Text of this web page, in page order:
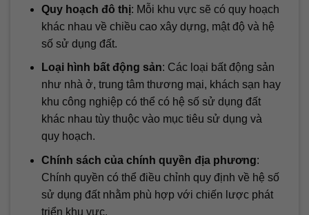
Quy hoạch đô thị: Mỗi khu vực sẽ có quy hoạch
khác nhau về chiều cao xây dựng, mật độ và hệ
số sử dụng đất.
Loại hình bất động sản: Các loại bất động sản
như nhà ở, trung tâm thương mại, khách sạn hay
khu công nghiệp có thể có hệ số sử dụng đất
khác nhau tùy thuộc vào mục tiêu sử dụng và
quy hoạch.
Chính sách của chính quyền địa phương:
Chính quyền có thể điều chỉnh quy định về hệ số
sử dụng đất nhằm phù hợp với chiến lược phát
triển khu vực.